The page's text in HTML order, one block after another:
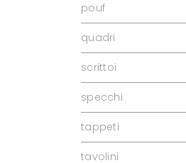
pouf
quadri
scrittoi
specchi
tappeti
tavolini